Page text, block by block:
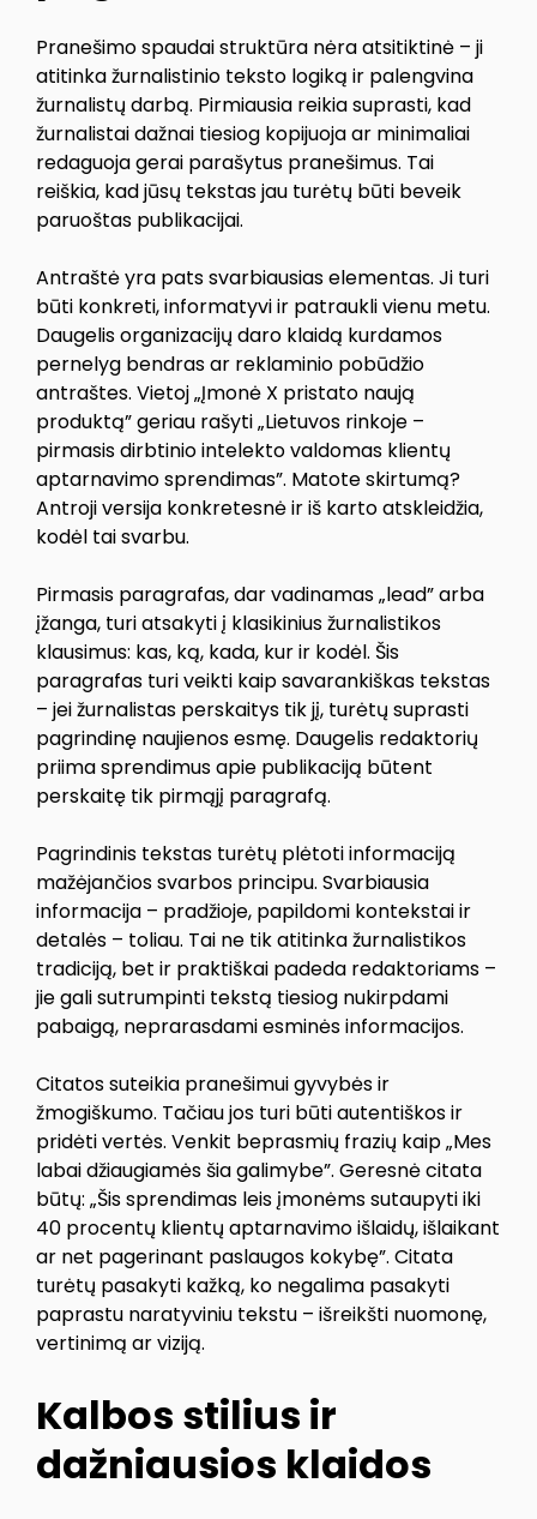
Pranešimo spaudai struktūra nėra atsitiktinė – ji
atitinka žurnalistinio teksto logiką ir palengvina
žurnalistų darbą. Pirmiausia reikia suprasti, kad
žurnalistai dažnai tiesiog kopijuoja ar minimaliai
redaguoja gerai parašytus pranešimus. Tai
reiškia, kad jūsų tekstas jau turėtų būti beveik
paruoštas publikacijai.
Antraštė yra pats svarbiausias elementas. Ji turi
būti konkreti, informatyvi ir patraukli vienu metu.
Daugelis organizacijų daro klaidą kurdamos
pernelyg bendras ar reklaminio pobūdžio
antraštes. Vietoj „Įmonė X pristato naują
produktą” geriau rašyti „Lietuvos rinkoje –
pirmasis dirbtinio intelekto valdomas klientų
aptarnavimo sprendimas”. Matote skirtumą?
Antroji versija konkretesnė ir iš karto atskleidžia,
kodėl tai svarbu.
Pirmasis paragrafas, dar vadinamas „lead” arba
įžanga, turi atsakyti į klasikinius žurnalistikos
klausimus: kas, ką, kada, kur ir kodėl. Šis
paragrafas turi veikti kaip savarankiškas tekstas
– jei žurnalistas perskaitys tik jį, turėtų suprasti
pagrindinę naujienos esmę. Daugelis redaktorių
priima sprendimus apie publikaciją būtent
perskaitę tik pirmąjį paragrafą.
Pagrindinis tekstas turėtų plėtoti informaciją
mažėjančios svarbos principu. Svarbiausia
informacija – pradžioje, papildomi kontekstai ir
detalės – toliau. Tai ne tik atitinka žurnalistikos
tradiciją, bet ir praktiškai padeda redaktoriams –
jie gali sutrumpinti tekstą tiesiog nukirpdami
pabaigą, neprarasdami esminės informacijos.
Citatos suteikia pranešimui gyvybės ir
žmogiškumo. Tačiau jos turi būti autentiškos ir
pridėti vertės. Venkit beprasmių frazių kaip „Mes
labai džiaugiamės šia galimybe”. Geresnė citata
būtų: „Šis sprendimas leis įmonėms sutaupyti iki
40 procentų klientų aptarnavimo išlaidų, išlaikant
ar net pagerinant paslaugos kokybę”. Citata
turėtų pasakyti kažką, ko negalima pasakyti
paprastu naratyviniu tekstu – išreikšti nuomonę,
vertinimą ar viziją.
Kalbos stilius ir
dažniausios klaidos